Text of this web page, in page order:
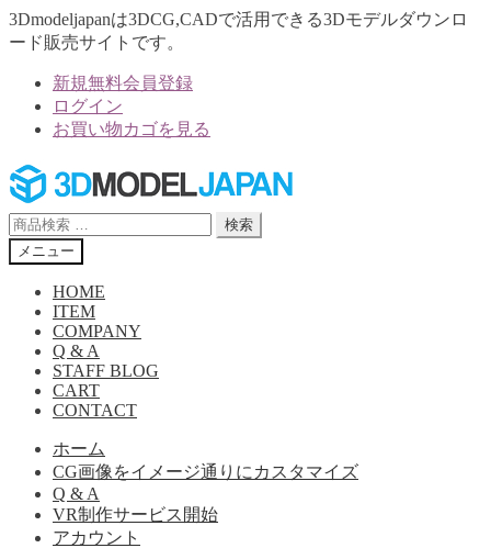
3Dmodeljapanは3DCG,CADで活用できる3Dモデルダウンロ
ード販売サイトです。
新規無料会員登録
ログイン
お買い物カゴを見る
ナ
ビ
ゲ
ー
シ
コ
ン
テ
ン
ツ
検
索
対
検索
メニュー
HOME
ITEM
COMPANY
Q & A
STAFF BLOG
CART
CONTACT
ホーム
CG画像をイメージ通りにカスタマイズ
Q & A
VR制作サービス開始
アカウント